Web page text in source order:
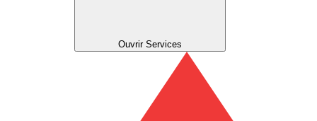
Ouvrir Services